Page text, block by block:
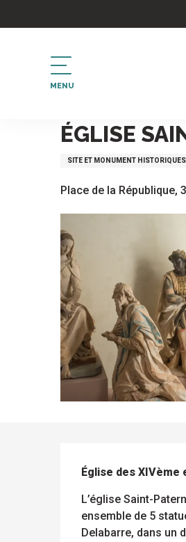
au
MENU
Accueil
ÉGLISE
SITE ET MONUMENT HISTORIQUES
Place de la République,
Église des
L’église Saint-
ensemble de 5
Delabarre, dans un